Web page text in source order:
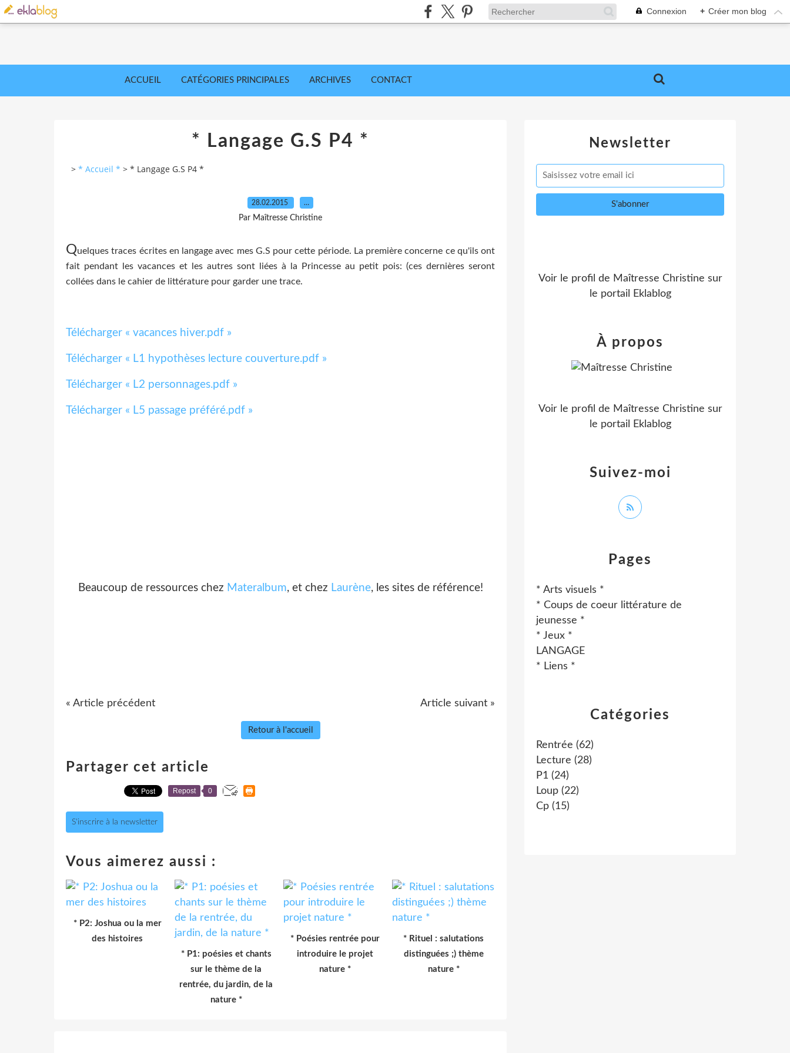
Connexion + Créer mon blog
ACCUEIL CATÉGORIES PRINCIPALES ARCHIVES CONTACT
* Langage G.S P4 *
> * Accueil * > * Langage G.S P4 *
28.02.2015 …
Par Maîtresse Christine
Quelques traces écrites en langage avec mes G.S pour cette période. La première concerne ce qu'ils ont
fait pendant les vacances et les autres sont liées à la Princesse au petit pois: (ces dernières seront
collées dans le cahier de littérature pour garder une trace.
Télécharger « vacances hiver.pdf »
Télécharger « L1 hypothèses lecture couverture.pdf »
Télécharger « L2 personnages.pdf »
Télécharger « L5 passage préféré.pdf »
Beaucoup de ressources chez Materalbum, et chez Laurène, les sites de référence!
« Article précédent Article suivant »
Retour à l'accueil
Partager cet article
Repost 0
S'inscrire à la newsletter
Vous aimerez aussi :
* P2: Joshua ou la mer
des histoires
* P1: poésies et chants
sur le thème de la
rentrée, du jardin, de la
nature *
* Poésies rentrée pour
introduire le projet
nature *
* Rituel : salutations
distinguées ;) thème
nature *
Newsletter
Catégories
Rentrée (62)
Lecture (28)
P1 (24)
Loup (22)
Cp (15)
Pages
* Arts visuels *
* Coups de coeur littérature de
jeunesse *
* Jeux *
LANGAGE
* Liens *
Voir le profil de Maîtresse Christine sur
le portail Eklablog
Suivez-moi
À propos
Voir le profil de Maîtresse Christine sur
le portail Eklablog